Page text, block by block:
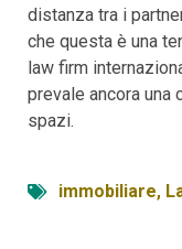
distanza tra i
che questa è una
law firm
prevale ancora
spazi.
immobiliare,